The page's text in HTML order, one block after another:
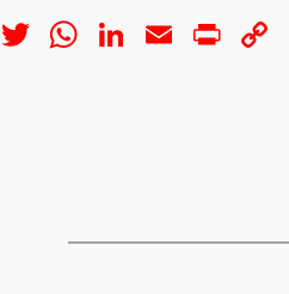
Facebook
Twitter
WhatsApp
LinkedIn
Email